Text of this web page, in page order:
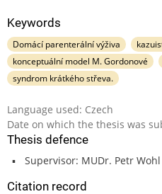
Keywords
Domácí parenterální výživa
konceptuální model M. Gordonové
syndrom krátkého střeva.
Language used: Czech
Date on which the thesis was
Thesis defence
Supervisor: MUDr. Petr Wohl
Citation record